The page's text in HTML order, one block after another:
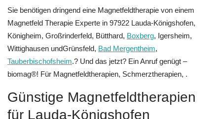
Sie benötigen dringend eine Magnetfeldtherapie von einem
Magnetfeld Therapie Experte in 97922 Lauda-Königshofen,
Königheim, Großrinderfeld, Bütthard, Boxberg, Igersheim,
Wittighausen undGrünsfeld, Bad Mergentheim,
Tauberbischofsheim.? Und das jetzt? Ein Anruf genügt –
biomag®! Für Magnetfeldtherapien, Schmerztherapien, .
Günstige Magnetfeldtherapien
für Lauda-Königshofen